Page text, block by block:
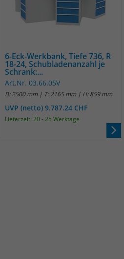
6-Eck-Werkbank, Tiefe 736, R
18-24, Schubladenanzahl je
Schrank:...
Art.Nr. 03.66.05V
B: 2500 mm | T: 2165 mm | H: 859 mm
UVP (netto) 9.787.24 CHF
Lieferzeit: 20 - 25 Werktage
unzugänglich.
wird von Matomo instralliert. Das
wird verwendet, um Besucher-,
und Kampagnendaten zu
und die Nutzung der Website für